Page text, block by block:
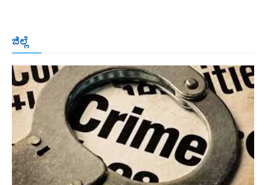
ಜಿಲ್ಲೆ
More